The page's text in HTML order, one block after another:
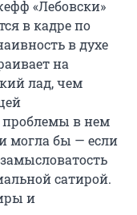
«Лебовски»
в кадре по
в духе
на
лад, чем
проблемы в нем
могла бы — если
сатирой.
и